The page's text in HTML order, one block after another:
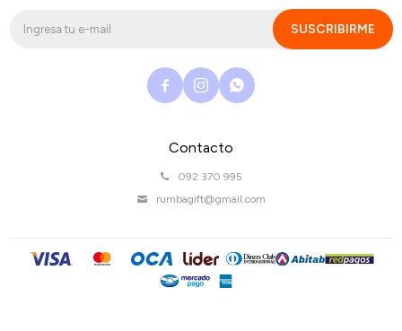
Contacto
092 370 995
rumbagift@gmail.com
SUSCRIBIRME
  